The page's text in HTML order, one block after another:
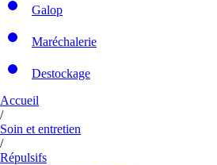
Galop
Maréchalerie
Destockage
Accueil
/
Soin et entretien
/
Répulsifs